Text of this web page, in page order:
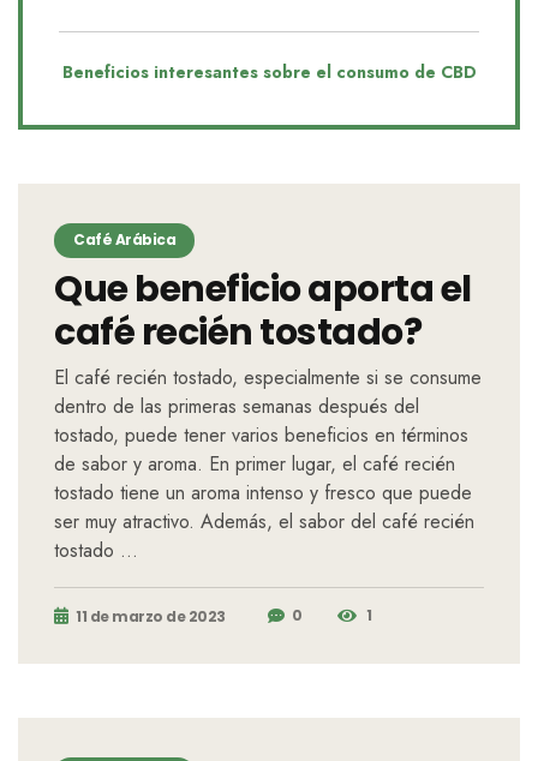
Beneficios interesantes sobre el consumo de CBD
Café Arábica
Que beneficio aporta el
café recién tostado?
El café recién tostado, especialmente si se consume
dentro de las primeras semanas después del
tostado, puede tener varios beneficios en términos
de sabor y aroma. En primer lugar, el café recién
tostado tiene un aroma intenso y fresco que puede
ser muy atractivo. Además, el sabor del café recién
tostado …
11 de marzo de 2023 0 1